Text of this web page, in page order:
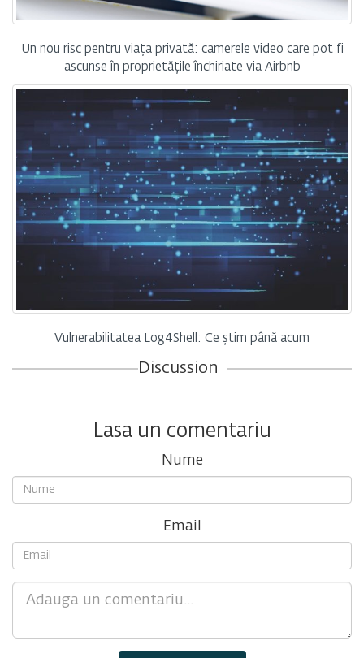
Un nou risc pentru viața privată: camerele video care pot fi
ascunse în proprietățile închiriate via Airbnb
Vulnerabilitatea Log4Shell: Ce știm până acum
Discussion
Lasa un comentariu
Nume
Email